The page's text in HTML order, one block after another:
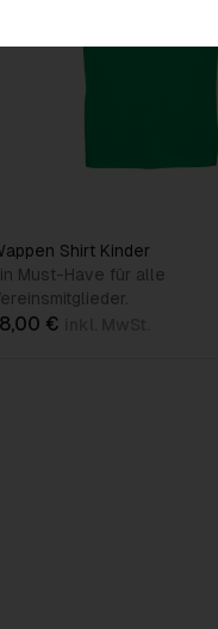
Shirt Kinder
Must-Have für alle
€